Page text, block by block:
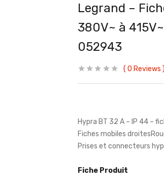
Legrand –
380V~ à
052943
0 Reviews
Hypra BT 32 A – IP 44 –
Fiches mobiles
Prises et connecteurs
Fiche Produit